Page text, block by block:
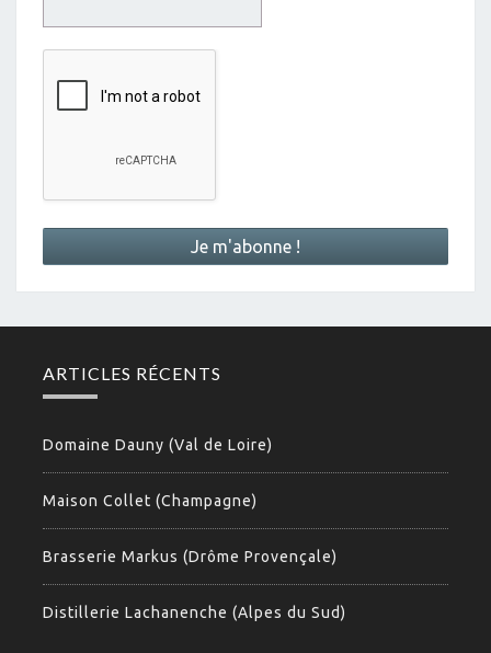
ARTICLES RÉCENTS
Domaine Dauny (Val de Loire)
Maison Collet (Champagne)
Brasserie Markus (Drôme Provençale)
Distillerie Lachanenche (Alpes du Sud)